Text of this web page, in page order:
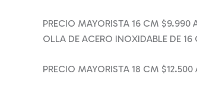
PRECIO MAYORISTA 16 CM $9.990
OLLA DE ACERO INOXIDABLE DE 16
PRECIO MAYORISTA 18 CM $12.500